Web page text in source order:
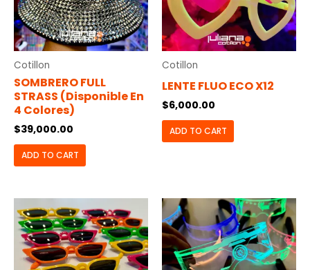
Cotillon
SOMBRERO FULL
STRASS (disponible En
4 Colores)
$39,000.00
ADD TO CART
Cotillon
LENTE FLUO ECO X12
$6,000.00
ADD TO CART